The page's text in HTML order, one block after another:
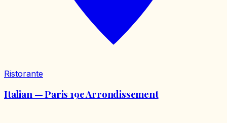
Ristorante
Italian — Paris 19e Arrondissement